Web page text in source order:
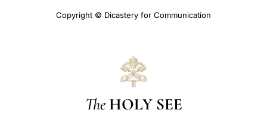
Copyright © Dicastery for Communication
The HOLY SEE